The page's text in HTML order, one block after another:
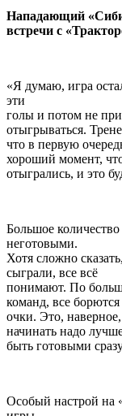
Нападающий
встречи с
«Я думаю, игра
эти
голы и потом не
отыгрываться.
что в первую
хороший момент,
отыгрались, и это
Большое
неготовыми.
Хотя сложно
сыграли, все всё
понимают. По
команд, все борются
очки. Это,
начинать надо
быть готовыми
Особый настрой на